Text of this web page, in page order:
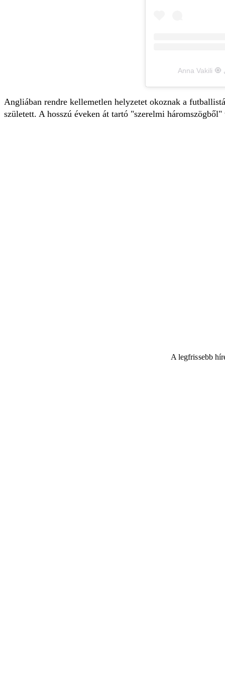
Angliában rendre kellemetlen helyzetet okoznak a
született. A hosszú éveken át tartó "szerelmi
A legfrissebb